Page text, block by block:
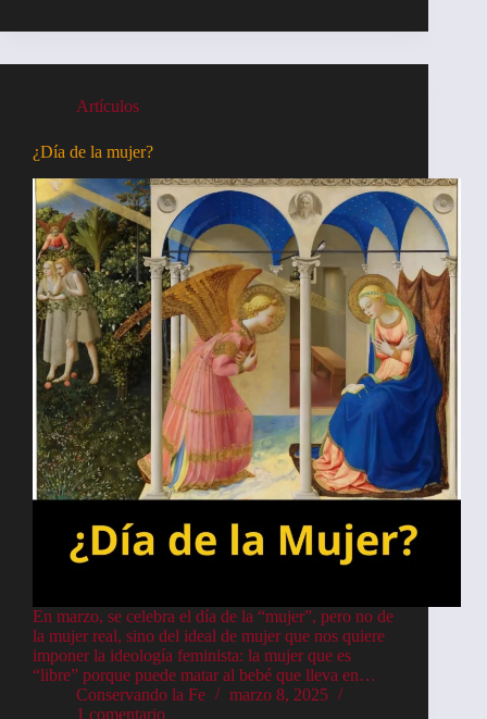
Artículos
¿Día de la mujer?
En marzo, se celebra el día de la “mujer”, pero no de
la mujer real, sino del ideal de mujer que nos quiere
imponer la ideología feminista: la mujer que es
“libre” porque puede matar al bebé que lleva en…
Conservando la Fe
marzo 8, 2025
1 comentario